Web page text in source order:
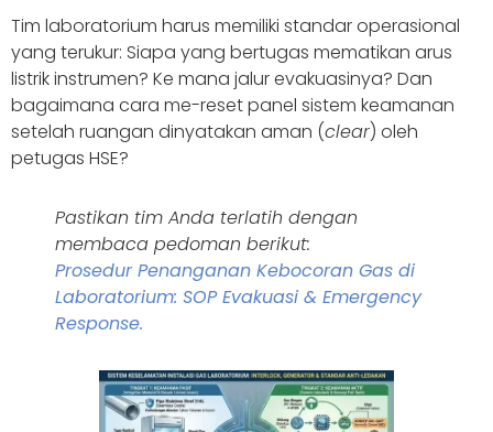
Tim laboratorium harus memiliki standar operasional
yang terukur: Siapa yang bertugas mematikan arus
listrik instrumen? Ke mana jalur evakuasinya? Dan
bagaimana cara me-reset panel sistem keamanan
setelah ruangan dinyatakan aman (clear) oleh
petugas HSE?
Pastikan tim Anda terlatih dengan
membaca pedoman berikut:
Prosedur Penanganan Kebocoran Gas di
Laboratorium: SOP Evakuasi & Emergency
Response.